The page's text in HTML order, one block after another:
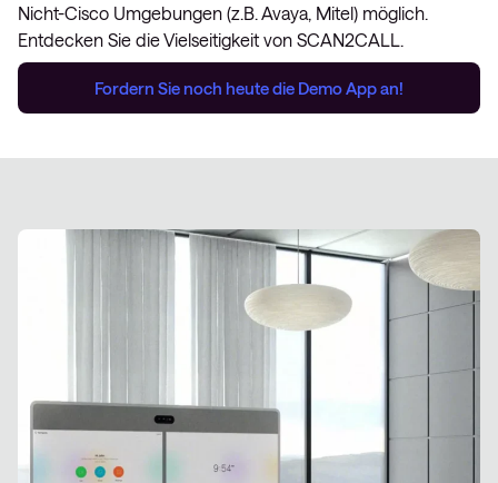
Nicht-Cisco Umgebungen (z.B. Avaya, Mitel) möglich.
Entdecken Sie die Vielseitigkeit von SCAN2CALL.
Fordern Sie noch heute die Demo App an!